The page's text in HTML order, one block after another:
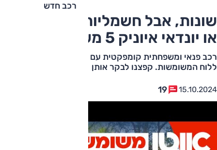
רכב חדש
או יונדאי איוניק 5 משומשות
רכב פנאי ומשפחתית קומפקטית עם מנוע חשמלי הגיעו כבר
ללוח המשומשות. קפצנו לבקר אותן
15.10.2024
19